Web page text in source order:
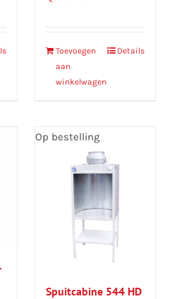
Toevoegen
aan
winkelwagen
Details
Op bestelling
Spuitcabine 544 HD